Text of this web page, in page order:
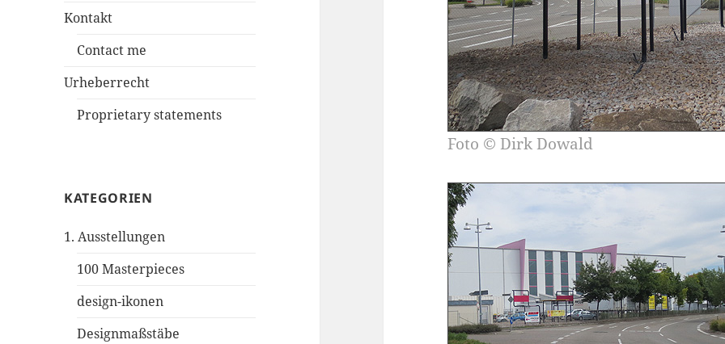
Kontakt
Contact me
Urheberrecht
Proprietary statements
KATEGORIEN
1. Ausstellungen
100 Masterpieces
design-ikonen
Designmaßstäbe
Foto © Dirk Dowald